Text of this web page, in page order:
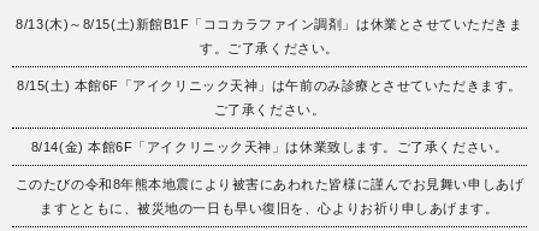
8/13(木)～8/15(土)新館B1F「ココカラファイン調剤」は休業とさせていただきま
す。ご了承ください。
8/15(土) 本館6F「アイクリニック天神」は午前のみ診療とさせていただきます。
ご了承ください。
8/14(金) 本館6F「アイクリニック天神」は休業致します。ご了承ください。
このたびの令和8年熊本地震により被害にあわれた皆様に謹んでお見舞い申しあげ
ますとともに、被災地の一日も早い復旧を、心よりお祈り申しあげます。
フロアガイド
施設案内・アクセス
イベント・ポップアップ
ENGLISH
繁体字
簡体字